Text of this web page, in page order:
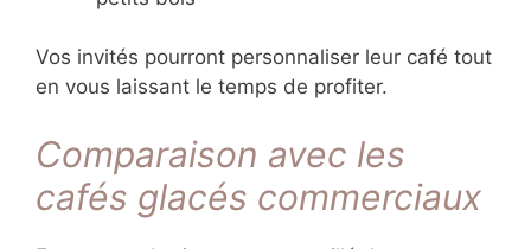
Vos invités pourront personnaliser leur café tout
en vous laissant le temps de profiter.
Comparaison avec les
cafés glacés commerciaux